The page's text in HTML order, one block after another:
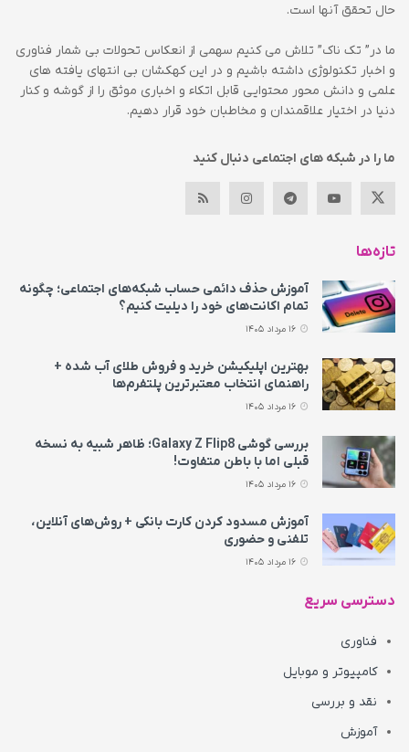
حال تحقق آنها است.
ما در” تک ناک” تلاش می کنیم سهمی از انعکاس تحولات بی شمار فناوری
و اخبار تکنولوژی داشته باشیم و در این کهکشان بی انتهای یافته های
علمی و دانش محور محتوایی قابل اتکاء و اخباری موثق را از گوشه و کنار
دنیا در اختیار علاقمندان و مخاطبان خود قرار دهیم.
ما را در شبکه های اجتماعی دنبال کنید
تازه‌ها
آموزش حذف دائمی حساب شبکه‌های اجتماعی؛ چگونه
تمام اکانت‌های خود را دیلیت کنیم؟
بهترین اپلیکیشن خرید و فروش طلای آب شده +
راهنمای انتخاب معتبرترین پلتفرم‌ها
بررسی گوشی Galaxy Z Flip8؛ ظاهر شبیه به نسخه
قبلی اما با باطن متفاوت!
آموزش مسدود کردن کارت بانکی + روش‌های آنلاین،
تلفنی و حضوری
دسترسی سریع
فناوری
کامپیوتر و موبایل
نقد و بررسی
آموزش